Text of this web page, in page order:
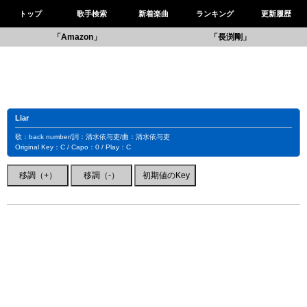
トップ 歌手検索 新着楽曲 ランキング 更新履歴
「Amazon」 「長渕剛」
Liar
歌：back number/詞：清水依与吏/曲：清水依与吏
Original Key：C / Capo：0 / Play：C